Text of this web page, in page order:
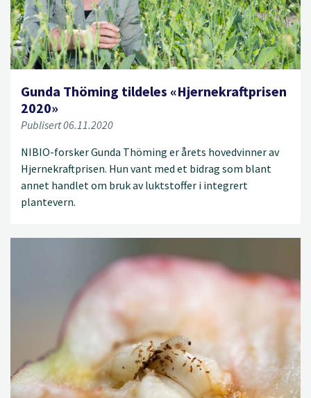
Gunda Thöming tildeles «Hjernekraftprisen
2020»
Publisert 06.11.2020
NIBIO-forsker Gunda Thöming er årets hovedvinner av
Hjernekraftprisen. Hun vant med et bidrag som blant
annet handlet om bruk av luktstoffer i integrert
plantevern.